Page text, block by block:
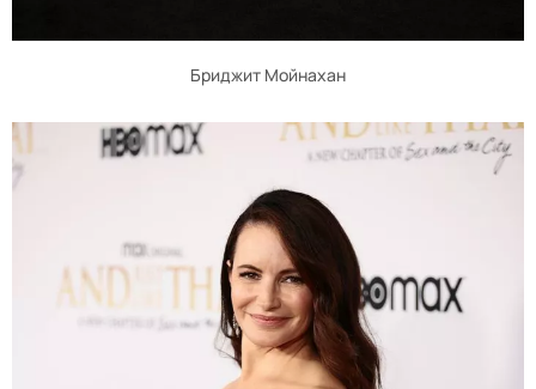
Бриджит Мойнахан